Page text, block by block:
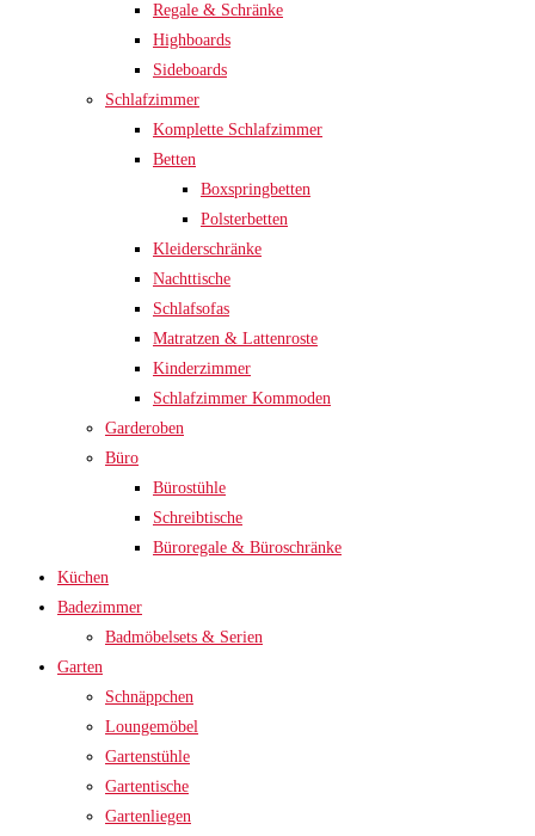
Regale & Schränke
Highboards
Sideboards
Schlafzimmer
Komplette Schlafzimmer
Betten
Boxspringbetten
Polsterbetten
Kleiderschränke
Nachttische
Schlafsofas
Matratzen & Lattenroste
Kinderzimmer
Schlafzimmer Kommoden
Garderoben
Büro
Bürostühle
Schreibtische
Büroregale & Büroschränke
Küchen
Badezimmer
Badmöbelsets & Serien
Garten
Schnäppchen
Loungemöbel
Gartenstühle
Gartentische
Gartenliegen